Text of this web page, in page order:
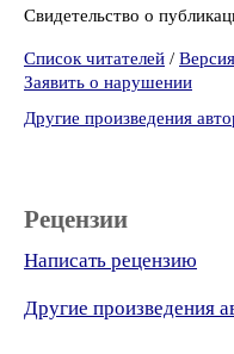
Свидетельство о
Список читателей /
Заявить о нарушении
Другие произведения
Рецензии
Написать рецензию
Другие произведения